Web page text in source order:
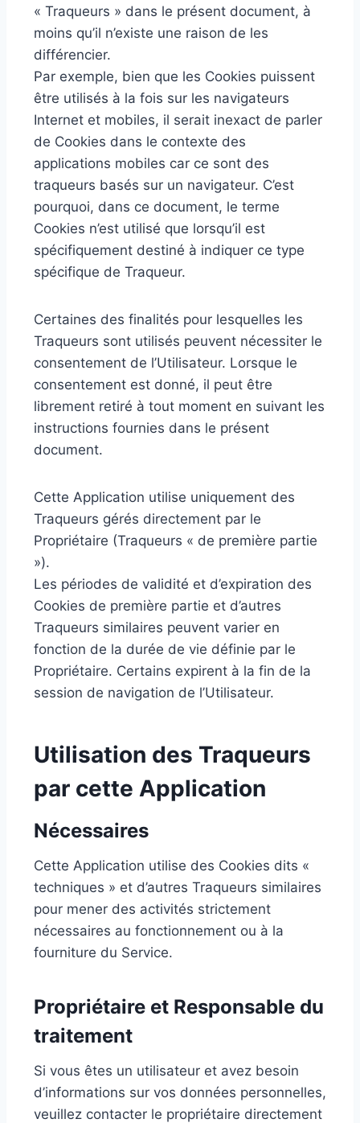
« Traqueurs » dans le présent document, à
moins qu’il n’existe une raison de les
différencier.
Par exemple, bien que les Cookies puissent
être utilisés à la fois sur les navigateurs
Internet et mobiles, il serait inexact de parler
de Cookies dans le contexte des
applications mobiles car ce sont des
traqueurs basés sur un navigateur. C’est
pourquoi, dans ce document, le terme
Cookies n’est utilisé que lorsqu’il est
spécifiquement destiné à indiquer ce type
spécifique de Traqueur.
Certaines des finalités pour lesquelles les
Traqueurs sont utilisés peuvent nécessiter le
consentement de l’Utilisateur. Lorsque le
consentement est donné, il peut être
librement retiré à tout moment en suivant les
instructions fournies dans le présent
document.
Cette Application utilise uniquement des
Traqueurs gérés directement par le
Propriétaire (Traqueurs « de première partie
»).
Les périodes de validité et d’expiration des
Cookies de première partie et d’autres
Traqueurs similaires peuvent varier en
fonction de la durée de vie définie par le
Propriétaire. Certains expirent à la fin de la
session de navigation de l’Utilisateur.
Utilisation des Traqueurs
par cette Application
Nécessaires
Cette Application utilise des Cookies dits «
techniques » et d’autres Traqueurs similaires
pour mener des activités strictement
nécessaires au fonctionnement ou à la
fourniture du Service.
Propriétaire et Responsable du
traitement
Si vous êtes un utilisateur et avez besoin
d’informations sur vos données personnelles,
veuillez contacter le propriétaire directement